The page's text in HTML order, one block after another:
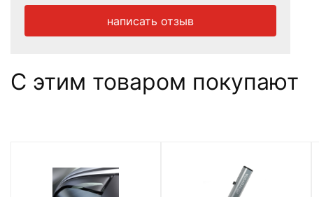
написать отзыв
С этим товаром покупают